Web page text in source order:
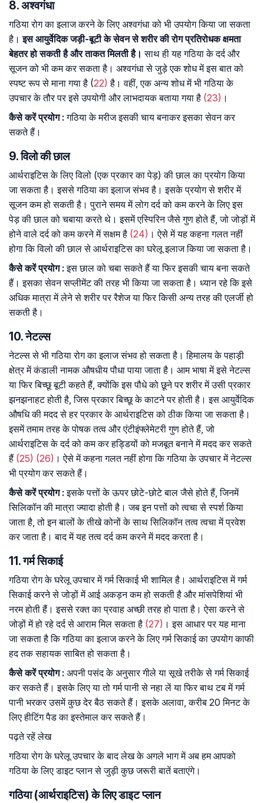
8. अश्वगंधा
गठिया रोग का इलाज करने के लिए अश्वगंधा को भी उपयोग किया जा सकता
है।इस आयुर्वेदिक जड़ी-बूटी के सेवन से शरीर की रोग प्रतिरोधक क्षमता
बेहतर हो सकती है और ताकत मिलती है। साथ ही यह गठिया के दर्द और
सूजन को भी कम कर सकता है। अश्वगंधा से जुड़े एक शोध में इस बात को
स्पष्ट रूप से माना गया है (22) है। वहीं, एक अन्य शोध में भी गठिया के
उपचार के तौर पर इसे उपयोगी और लाभदायक बताया गया है (23) ।
कैसे करें प्रयोग: गठिया के मरीज इसकी चाय बनाकर इसका सेवन कर
सकते हैं।
9. विलो की छाल
आर्थराइटिस के लिए विलो (एक प्रकार का पेड़) की छाल का प्रयोग किया
जा सकता है। इससे गठिया का इलाज संभव है। इसके प्रयोग से शरीर में
सूजन कम हो सकती है। पुराने समय में लोग दर्द को कम करने के लिए इस
पेड़ की छाल को चबाया करते थे। इसमें एस्पिरिन जैसे गुण होते हैं, जो जोड़ों में
होने वाले दर्द को कम करने में सक्षम है (24) । ऐसे में यह कहना गलत नहीं
होगा कि विलो की छाल से आर्थराइटिस का घरेलू इलाज किया जा सकता है।
कैसे करें प्रयोग:इस छाल को चबा सकते हैं या फिर इसकी चाय बना सकते
हैं। इसका सेवन सप्लीमेंट की तरह भी किया जा सकता है। ध्यान रहे कि इसे
अधिक मात्रा में लेने से शरीर पर रैशेज या फिर किसी अन्य तरह की एलर्जी हो
सकती है।
10. नेटल्स
नेटल्स से भी गठिया रोग का इलाज संभव हो सकता है। हिमालय के पहाड़ी
क्षेत्र में कंडाली नामक औषधीय पौधा पाया जाता है। आम भाषा में इसे नेटल्स
या फिर बिच्छू बूटी कहते हैं, क्योंकि इस पौधे को छूने पर शरीर में उसी प्रकार
झनझनाहट होती है, जिस प्रकार बिच्छू के काटने पर होती है। इस आयुर्वेदिक
औषधि की मदद से हर प्रकार के आर्थराइटिस को ठीक किया जा सकता है।
इसमें तमाम तरह के पोषक तत्व और एंटीइंफ्लेमेटरी गुण होते हैं, जो
आर्थराइटिस के दर्द को कम कर हड्डियों को मजबूत बनाने में मदद कर सकते
हैं (25) (26) । ऐसे में कहना गलत नहीं होगा कि गठिया के उपचार में नेटल्स
भी प्रयोग कर सकते हैं।
कैसे करें प्रयोग: इसके पत्तों के ऊपर छोटे-छोटे बाल जैसे होते हैं, जिनमें
सिलिकॉन की मात्रा ज्यादा होती है। जब इन पत्तों को त्वचा से स्पर्श किया
जाता है, तो इन बालों के तीखे कोनों के साथ सिलिकॉन तत्व त्वचा में प्रवेश
कर जाता है। बाद में यह तत्व दर्द कम करने में मदद करता है।
11. गर्म सिकाई
गठिया रोग के घरेलू उपचार में गर्म सिकाई भी शामिल है। आर्थराइटिस में गर्म
सिकाई करने से जोड़ों में आई अकड़न कम हो सकती है और मांसपेशियां भी
नरम होती हैं। इससे रक्त का प्रवाह अच्छी तरह हो पाता है। ऐसा करने से
जोड़ों में हो रहे दर्द से आराम मिल सकता है (27) । इस आधार पर यह माना
जा सकता है कि गठिया का इलाज करने के लिए गर्म सिकाई का उपयोग काफी
हद तक सहायक साबित हो सकता है।
कैसे करें प्रयोग: अपनी पसंद के अनुसार गीले या सूखे तरीके से गर्म सिकाई
कर सकते हैं। इसके लिए या तो गर्म पानी से नहा लें या फिर बाथ टब में गर्म
पानी भरकर उसमें कुछ देर बैठ सकते हैं। इसके अलावा, करीब 20 मिनट के
लिए हीटिंग पैड का इस्तेमाल कर सकते हैं।
पढ़ते रहें लेख
गठिया रोग के घरेलू उपचार के बाद लेख के अगले भाग में अब हम आपको
गठिया के लिए डाइट प्लान से जुड़ी कुछ जरूरी बातें बताएंगे।
गठिया (आर्थराइटिस) के लिए डाइट प्लान